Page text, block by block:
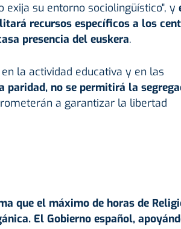
su entorno sociolingüístico", y
recursos específicos a los
presencia del euskera.
la actividad educativa y en las
paridad, no se permitirá la
a garantizar la libertad
que el máximo de horas de
El Gobierno español,